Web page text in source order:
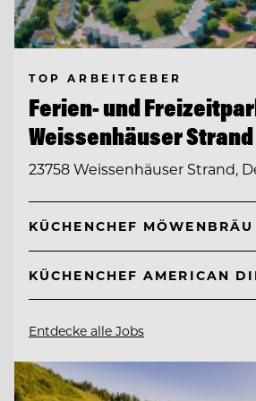
TOP ARBEITGEBER
Ferien- und
Weissenhäuser Strand
23758 Weissenhäuser Strand,
KÜCHENCHEF
KÜCHENCHEF AMERICAN
Entdecke alle Jobs